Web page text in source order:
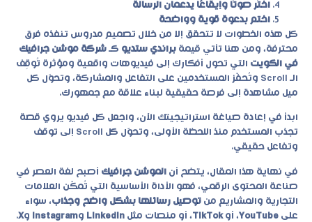
اختَر صوتًا وإيقاعًا يدعمان الرسالة
اختم بدعوة قوية وواضحة
كل هذه الخطوات لا تتحقق إلا من خلال تصميم مدروس تنفذه فرق
محترفة، ومن هنا تأتي قيمة براندي ستديو كـ شركة موشن جرافيك
في الكويت التي تحول أفكارك إلى فيديوهات واقعية ومؤثرة تُوقِف
الـ Scroll وتُحفّز المستخدمين على التفاعل والمشاركة، وتحوّل كل
ميل مشاهدة إلى فرصة حقيقية لبناء علاقة مع جمهورك.
ابدأ في إعادة صياغة استراتيجيتك الآن، واجعل كل فيديو يروي قصة
تجذب المستخدم منذ اللحظة الأولى، وتحوّل كل Scroll إلى توقف
وتفاعل حقيقي.
في نهاية هذا المقال، يتضح أن الموشن جرافيك أصبح لغة العصر في
صناعة المحتوى الرقمي، فهو الأداة الأساسية التي تُمكّن العلامات
التجارية والمشاريع من توصيل رسائلها بشكل واضح وجذاب، سواء
على YouTube، أوTikTok، أو منصات مثل LinkedIn وInstagram وX
.